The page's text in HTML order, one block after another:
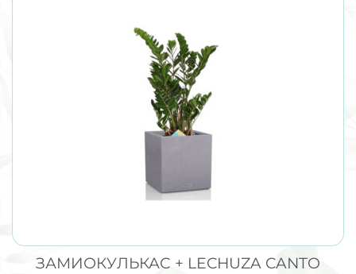
ЗАМИОКУЛЬКАС + LECHUZA CANTO